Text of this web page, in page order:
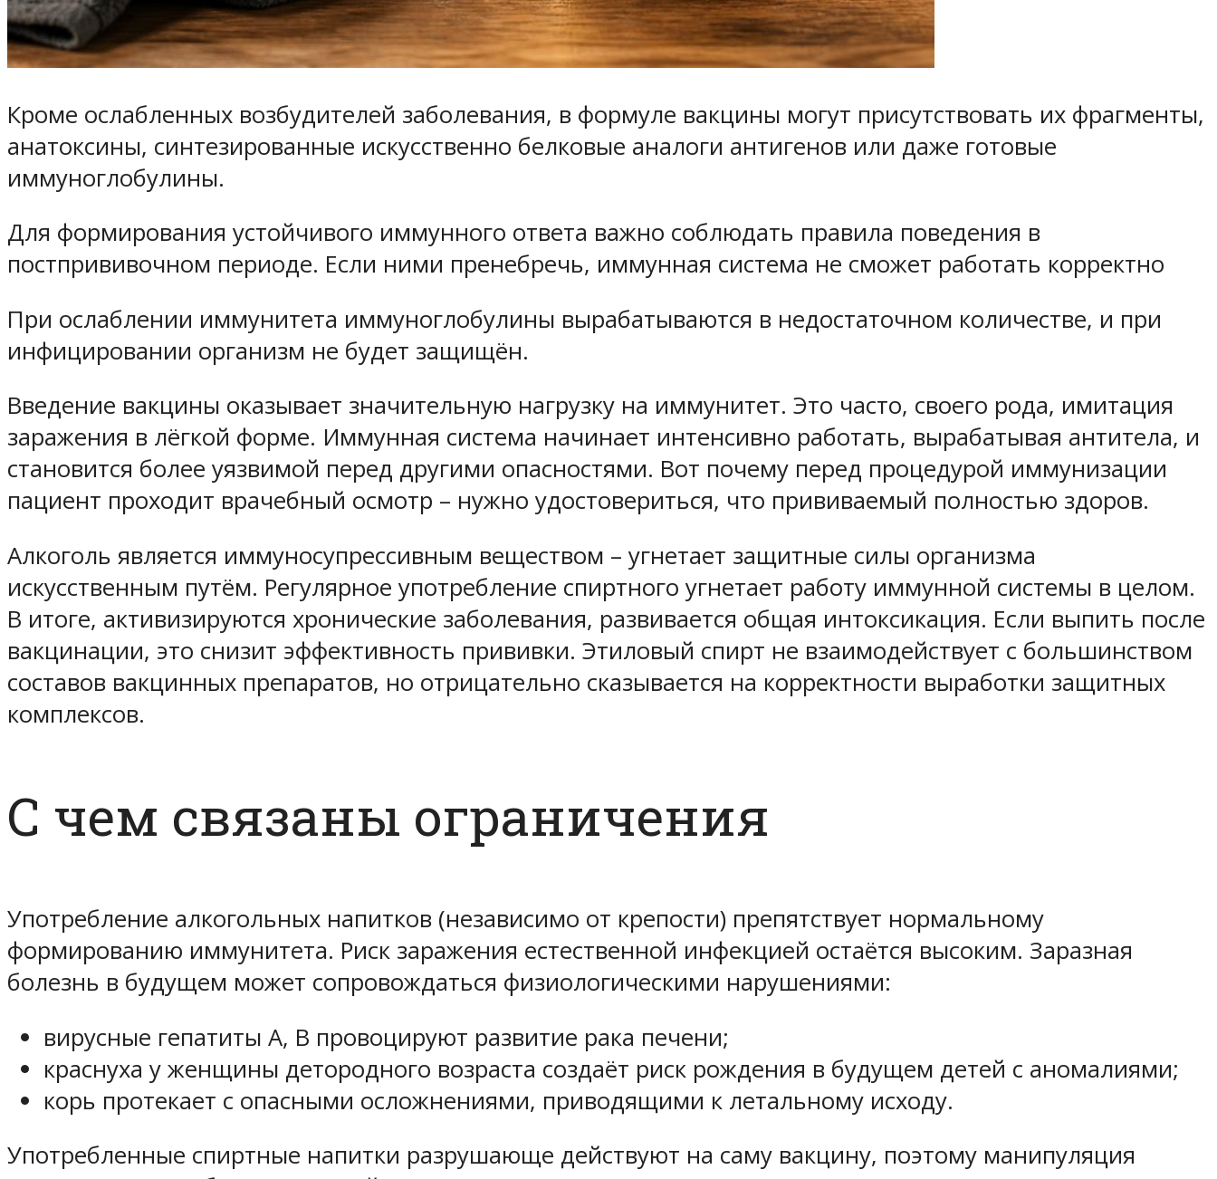
Кроме ослабленных возбудителей заболевания, в формуле вакцины могут присутствовать их фрагменты,
анатоксины, синтезированные искусственно белковые аналоги антигенов или даже готовые
иммуноглобулины.
Для формирования устойчивого иммунного ответа важно соблюдать правила поведения в
постпрививочном периоде. Если ними пренебречь, иммунная система не сможет работать корректно
При ослаблении иммунитета иммуноглобулины вырабатываются в недостаточном количестве, и при
инфицировании организм не будет защищён.
Введение вакцины оказывает значительную нагрузку на иммунитет. Это часто, своего рода, имитация
заражения в лёгкой форме. Иммунная система начинает интенсивно работать, вырабатывая антитела, и
становится более уязвимой перед другими опасностями. Вот почему перед процедурой иммунизации
пациент проходит врачебный осмотр – нужно удостовериться, что прививаемый полностью здоров.
Алкоголь является иммуносупрессивным веществом – угнетает защитные силы организма
искусственным путём. Регулярное употребление спиртного угнетает работу иммунной системы в целом.
В итоге, активизируются хронические заболевания, развивается общая интоксикация. Если выпить после
вакцинации, это снизит эффективность прививки. Этиловый спирт не взаимодействует с большинством
составов вакцинных препаратов, но отрицательно сказывается на корректности выработки защитных
комплексов.
С чем связаны ограничения
Употребление алкогольных напитков (независимо от крепости) препятствует нормальному
формированию иммунитета. Риск заражения естественной инфекцией остаётся высоким. Заразная
болезнь в будущем может сопровождаться физиологическими нарушениями:
вирусные гепатиты A, B провоцируют развитие рака печени;
краснуха у женщины детородного возраста создаёт риск рождения в будущем детей с аномалиями;
корь протекает с опасными осложнениями, приводящими к летальному исходу.
Употребленные спиртные напитки разрушающе действуют на саму вакцину, поэтому манипуляция